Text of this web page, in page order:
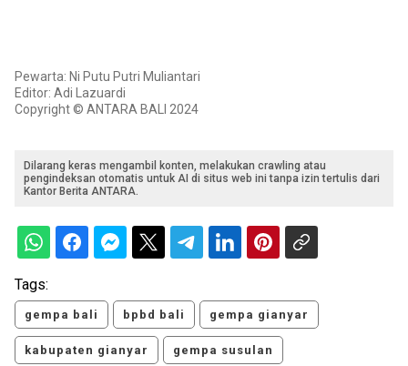
Pewarta: Ni Putu Putri Muliantari
Editor: Adi Lazuardi
Copyright © ANTARA BALI 2024
Dilarang keras mengambil konten, melakukan crawling atau
pengindeksan otomatis untuk AI di situs web ini tanpa izin tertulis dari
Kantor Berita ANTARA.
Tags:
gempa bali bpbd bali gempa gianyar
kabupaten gianyar gempa susulan